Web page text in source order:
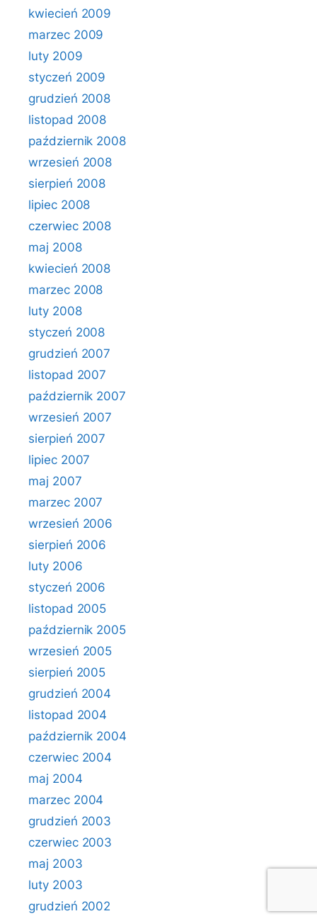
kwiecień 2009
marzec 2009
luty 2009
styczeń 2009
grudzień 2008
listopad 2008
październik 2008
wrzesień 2008
sierpień 2008
lipiec 2008
czerwiec 2008
maj 2008
kwiecień 2008
marzec 2008
luty 2008
styczeń 2008
grudzień 2007
listopad 2007
październik 2007
wrzesień 2007
sierpień 2007
lipiec 2007
maj 2007
marzec 2007
wrzesień 2006
sierpień 2006
luty 2006
styczeń 2006
listopad 2005
październik 2005
wrzesień 2005
sierpień 2005
grudzień 2004
listopad 2004
październik 2004
czerwiec 2004
maj 2004
marzec 2004
grudzień 2003
czerwiec 2003
maj 2003
luty 2003
grudzień 2002